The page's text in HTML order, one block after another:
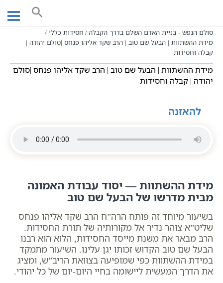
content
סולם הנפש - בניית האדם השלם בדרך הקבלה
חסידות כללי
מידת ההשתוות | הבעל שם טוב | הרב שקד אליהו פנחס |סולם יהודה |
קבלה וחסידות
מידת ההשתוות | הבעל שם טוב | הרב שקד אליהו פנחס |סולם
יהודה | קבלה וחסידות
להאזנה
מידת ההשתוות — יסוד עבודת האמונה
מבית מדרשו של הבעל שם טוב
בשיעור מיוחד זה פותח הרה”ח הרב שקד אליהו פנחס
שליט”א צוהר נדיר אל מקורותיה של תורת החסידות.
הרב מבאר את משנת מייסד החסידות, הלוא הוא רבנו
הבעל שם טוב הקדוש זכותו יגן עלינו. השיעור מתמקד
במידת ההשתוות כפי שמופיעה בצוואת הריב”ש, ומציג
את הדרך המעשית ליישומה בחיי היום-יום של כל יהודי.